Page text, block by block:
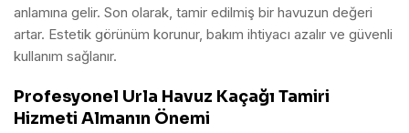
anlamına gelir. Son olarak, tamir edilmiş bir havuzun değeri
artar. Estetik görünüm korunur, bakım ihtiyacı azalır ve güvenli
kullanım sağlanır.
Profesyonel Urla Havuz Kaçağı Tamiri
Hizmeti Almanın Önemi